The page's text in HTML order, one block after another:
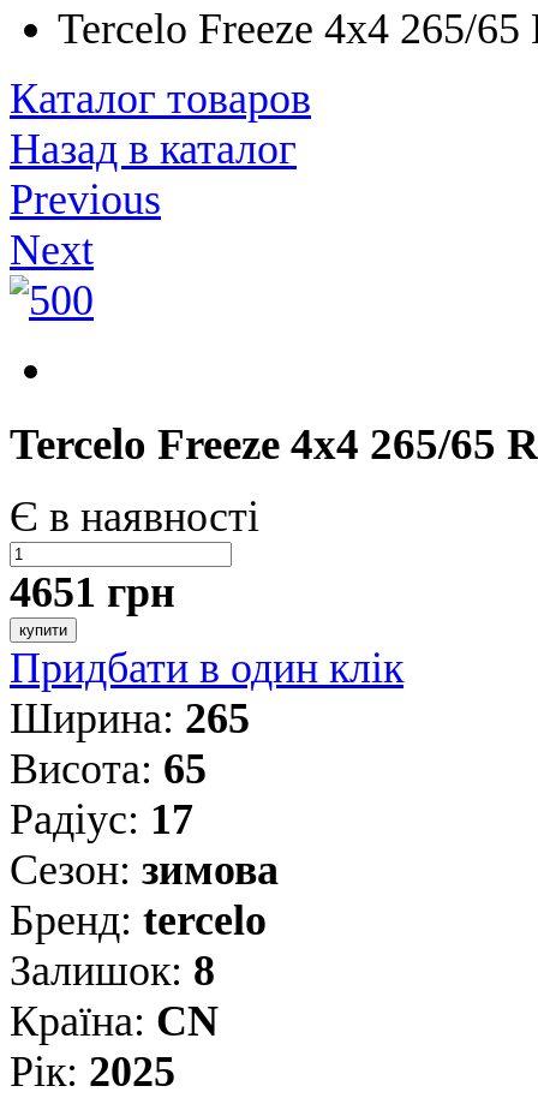
Tercelo Freeze 4х4 265/65
Каталог товаров
Назад в каталог
Previous
Next
Tercelo Freeze 4х4 265/65
Є в наявності
4651 грн
купити
Придбати в один клік
Ширина: 265
Висота: 65
Радіус: 17
Сезон: зимова
Бренд: tercelo
Залишок: 8
Країна: CN
Рік: 2025